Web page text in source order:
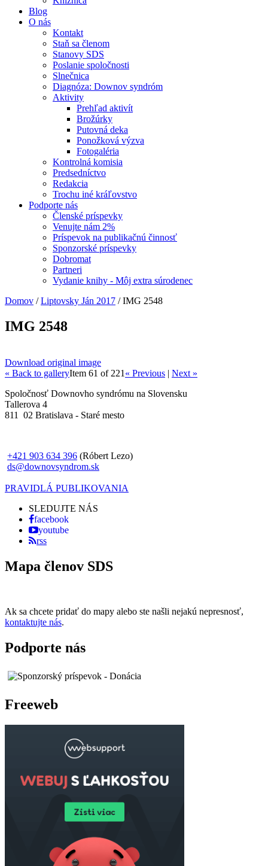
Blog
O nás
Kontakt
Staň sa členom
Stanovy SDS
Poslanie spoločnosti
Slnečnica
Diagnóza: Downov syndróm
Aktivity
Prehľad aktivít
Brožúrky
Putovná deka
Ponožková výzva
Fotogaléria
Kontrolná komisia
Predsedníctvo
Redakcia
Trochu iné kráľovstvo
Podporte nás
Členské príspevky
Venujte nám 2%
Príspevok na publikačnú činnosť
Sponzorské príspevky
Dobromat
Partneri
Vydanie knihy - Môj extra súrodenec
Domov /Liptovsky Ján 2017 /IMG 2548
IMG 2548
Download original image
« Back to galleryItem 61 of 221 « Previous | Next »
Spoločnosť Downovho syndrómu na Slovensku
Tallerova 4
811 02 Bratislava - Staré mesto
+421 903 634 396 (Róbert Lezo)
ds@downovsyndrom.sk
PRAVIDLÁ PUBLIKOVANIA
SLEDUJTE NÁS
facebook
youtube
rss
Mapa členov SDS
Ak sa chcete pridať do mapy alebo ste našli nejakú nepresnosť,
kontaktujte nás.
Podporte nás
Freeweb